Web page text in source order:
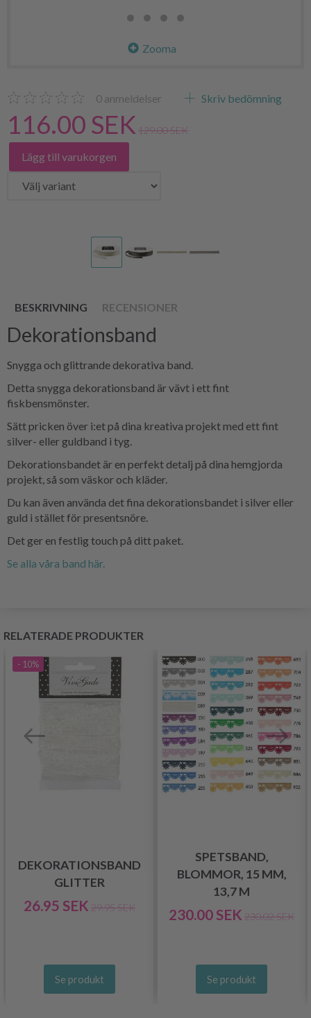
Zooma
0 anmeldelser Skriv bedömning
116.00 SEK 129.00 SEK
Lägg till varukorgen
BESKRIVNING RECENSIONER
Dekorationsband
Snygga och glittrande dekorativa band.
Detta snygga dekorationsband är vävt i ett fint
fiskbensmönster.
Sätt pricken över i:et på dina kreativa projekt med ett fint
silver- eller guldband i tyg.
Dekorationsbandet är en perfekt detalj på dina hemgjorda
projekt, så som väskor och kläder.
Du kan även använda det fina dekorationsbandet i silver eller
guld i stället för presentsnöre.
Det ger en festlig touch på ditt paket.
Se alla våra band här.
RELATERADE PRODUKTER
- 10%
DEKORATIONSBAND
GLITTER
26.95 SEK 29.95 SEK
Se produkt
SPETSBAND,
BLOMMOR, 15 MM,
13,7 M
230.00 SEK 230.02 SEK
Se produkt